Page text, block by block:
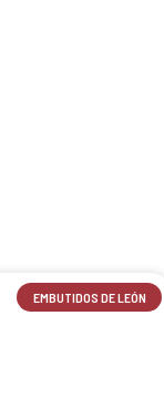
EMBUTIDOS DE LEÓN